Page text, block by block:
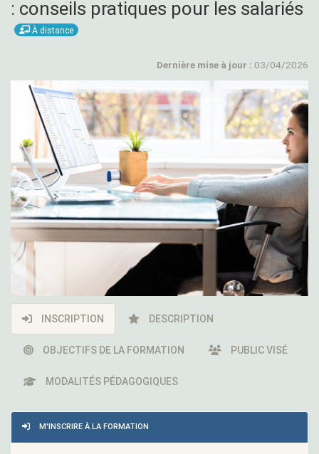
: conseils pratiques pour les salariés
À distance
Dernière mise à jour : 03/04/2026
INSCRIPTION DESCRIPTION
OBJECTIFS DE LA FORMATION PUBLIC VISÉ
MODALITÉS PÉDAGOGIQUES
M'INSCRIRE À LA FORMATION